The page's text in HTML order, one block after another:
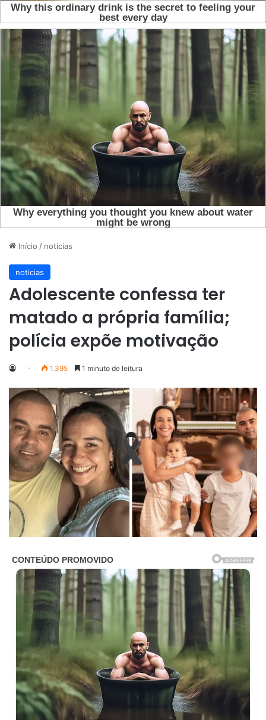
Início / noticias
noticias
Adolescente confessa ter
matado a própria família;
polícia expõe motivação
1.395 1 minuto de leitura